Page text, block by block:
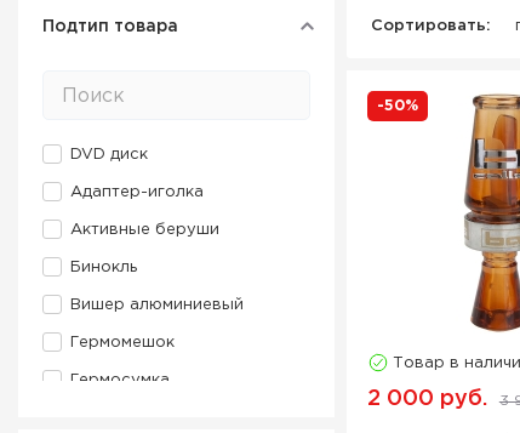
Подтип товара
DVD диск
Адаптер-иголка
Активные беруши
Бинокль
Вишер алюминиевый
Гермомешок
Гермосумка
Сортировать:
-50%
Товар в
2 000 руб. 3